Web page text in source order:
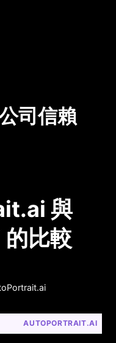
司信賴
與
比較
AUTOPORTRAIT.AI